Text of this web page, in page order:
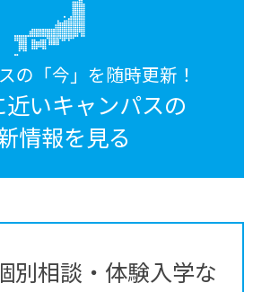
の「今」を随時更新！
近いキャンパスの
情報を見る
別相談・体験入学な